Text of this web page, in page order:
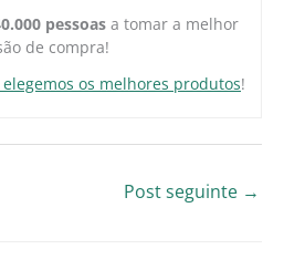
pessoas a tomar a melhor
de compra!
os melhores produtos!
Post seguinte →